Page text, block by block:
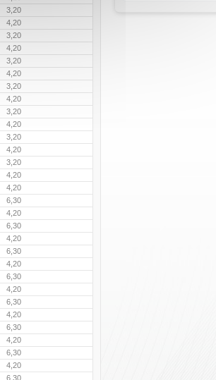
3,20
4,20
3,20
4,20
3,20
4,20
3,20
4,20
3,20
4,20
3,20
4,20
3,20
4,20
4,20
6,30
4,20
6,30
4,20
6,30
4,20
6,30
4,20
6,30
4,20
6,30
4,20
6,30
4,20
6,30